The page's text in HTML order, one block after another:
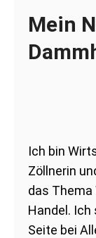
Mein
Ich bin
Zöllnerin
das
Handel. Ich
Seite bei